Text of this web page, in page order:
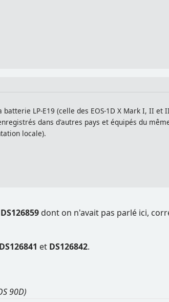
LP-E19 (celle des EOS-1D X Mark I, II et
dans d'autres pays et équipés du
locale).
DS126859 dont on n'avait pas parlé ici,
DS126841 et DS126842.
90D)